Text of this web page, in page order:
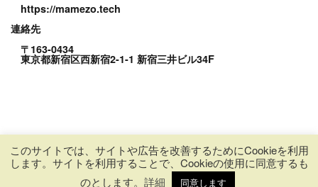
https://mamezo.tech
連絡先
〒163-0434
東京都新宿区西新宿2-1-1 新宿三井ビル34F
このサイトはreCAPTCHAによって保護されており、Googleのプライバシーポ
リシーと利用規約が適用されます。
このサイトでは、サイトや広告を改善するためにCookieを利用
します。サイトを利用することで、Cookieの使用に同意するも
のとします。 詳細 同意します